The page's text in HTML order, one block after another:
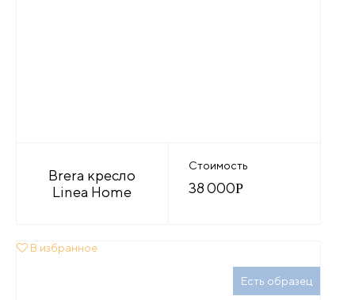
Brera кресло
Linea Home
Стоимость
38 000Р
В избранное
Есть образец